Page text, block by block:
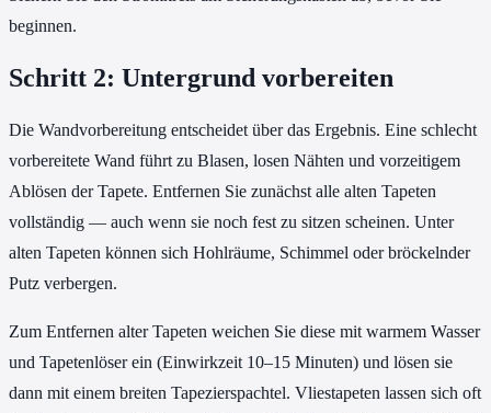
beginnen.
Schritt 2: Untergrund vorbereiten
Die Wandvorbereitung entscheidet über das Ergebnis. Eine schlecht
vorbereitete Wand führt zu Blasen, losen Nähten und vorzeitigem
Ablösen der Tapete. Entfernen Sie zunächst alle alten Tapeten
vollständig — auch wenn sie noch fest zu sitzen scheinen. Unter
alten Tapeten können sich Hohlräume, Schimmel oder bröckelnder
Putz verbergen.
Zum Entfernen alter Tapeten weichen Sie diese mit warmem Wasser
und Tapetenlöser ein (Einwirkzeit 10–15 Minuten) und lösen sie
dann mit einem breiten Tapezierspachtel. Vliestapeten lassen sich oft